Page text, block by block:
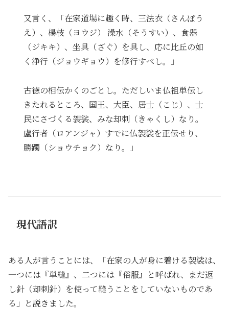
又言く、「在家道場に趣く時、三法衣（さんぽう
え）、楊枝（ヨウジ） 澡水（そうすい）、食器
（ジキキ）、坐具（ざぐ）を具し、応に比丘の如
く浄行（ジョウギョウ）を修行すべし。」
古徳の相伝かくのごとし。ただしいま仏祖単伝し
きたれるところ、国王、大臣、居士（こじ）、士
民にさづくる袈裟、みな却刺（きゃくし）なり。
盧行者（ロアンジャ）すでに仏袈裟を正伝せり、
勝躅（ショウチョク）なり。」
現代語訳
ある人が言うことには、「在家の人が身に着ける袈裟は、
一つには『単縫』、二つには『俗服』と呼ばれ、まだ返
し針（却刺針）を使って縫うことをしていないものであ
る」と説きました。